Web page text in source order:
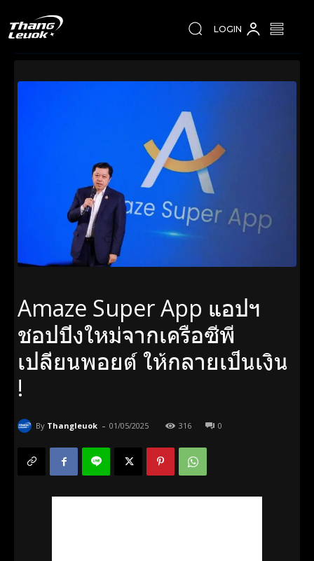
LOGIN
Amaze Super App แอปฯ
ชอปปิงใหม่จากเครือซีพี
เปลี่ยนพอยต์ ให้กลายเป็นเงิน
!
By Thangleuok - 01/05/2025 316 0